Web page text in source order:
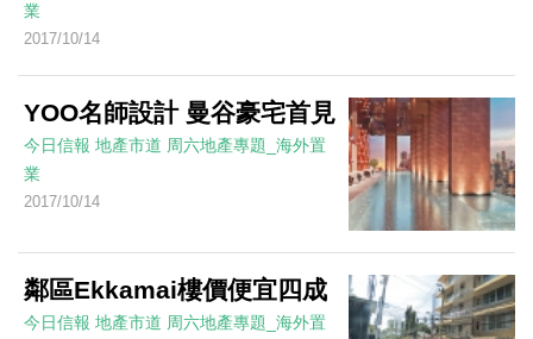
業
2017/10/14
YOO名師設計 曼谷豪宅首見
今日信報 地產市道 周六地產專題_海外置
業
2017/10/14
鄰區Ekkamai樓價便宜四成
今日信報 地產市道 周六地產專題_海外置